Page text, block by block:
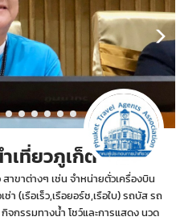
เที่ยวภูเก็ต
าขาต่างๆ เช่น จำหน่ายตั่วเครื่องบิน
า (เรือเร็ว,เรือยอร์ช,เรือใบ) รถบัส รถ
กรรมทางน้ำ โชว์และการแสดง นวด